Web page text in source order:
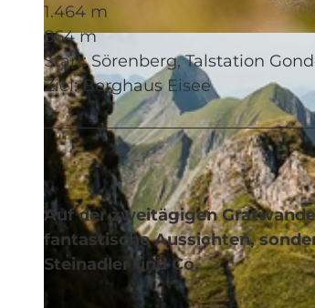
© Saskia Dugon, UNESCO Biosphäre Entlebuch
1.464 m
864 m
Start: Sörenberg, Talstation
Ziel: Berghaus Eisee
Auf der zweitägigen
fantastische Aussichten,
Steinadler und Co.